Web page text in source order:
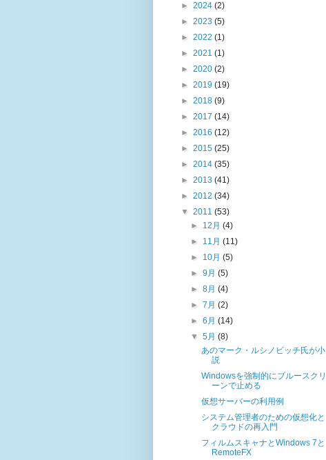
► 2024 (2)
► 2023 (5)
► 2022 (1)
► 2021 (1)
► 2020 (2)
► 2019 (19)
► 2018 (9)
► 2017 (14)
► 2016 (12)
► 2015 (25)
► 2014 (35)
► 2013 (41)
► 2012 (34)
▼ 2011 (53)
► 12月(4)
► 11月(11)
► 10月(5)
►9月(5)
►8月(4)
►7月(2)
►6月(14)
▼5月(8)
あのマーク・ルシノビッチ氏が小
説
Windowsを強制的にブルースクリ
ーンで止める
仮想サーバーの利用例
システム管理者のための仮想化と
クラウドの再入門
フィルムスキャナとWindows 7と
RemoteFX